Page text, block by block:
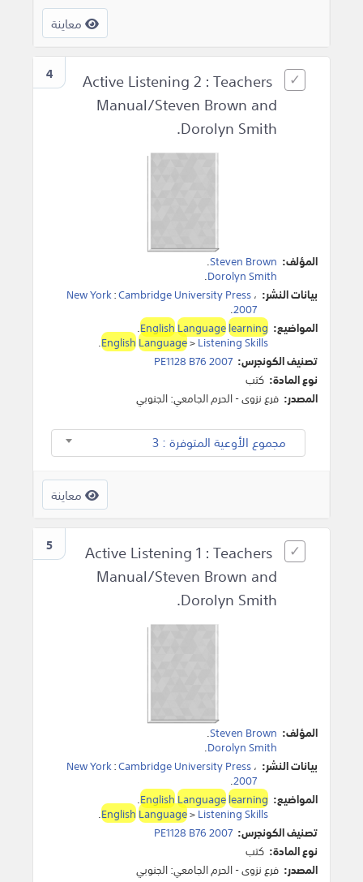
معاينة
4
Active Listening 2 : Teachers
Manual/Steven Brown and
Dorolyn Smith.
المؤلف: Steven Brown
.
Dorolyn Smith
.
بيانات النشر:
New York:Cambridge University Press،
2007
.
المواضيع:
EnglishLanguagelearning
.
EnglishLanguage>Listening Skills
.
تصنيف الكونجرس: PE1128 B76 2007
نوع المادة: كتب
المصدر: فرع نزوى - الحرم الجامعي: الجنوبي
مجموع الأوعية المتوفرة : 3
معاينة
5
Active Listening 1 : Teachers
Manual/Steven Brown and
Dorolyn Smith.
المؤلف: Steven Brown
.
Dorolyn Smith
.
بيانات النشر:
New York:Cambridge University Press،
2007
.
المواضيع:
EnglishLanguagelearning
.
EnglishLanguage>Listening Skills
.
تصنيف الكونجرس: PE1128 B76 2007
نوع المادة: كتب
المصدر: فرع نزوى - الحرم الجامعي: الجنوبي